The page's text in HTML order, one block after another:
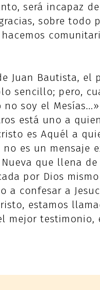
será incapaz
sobre todo
Juan Bautista, el
sencillo; pero,
soy el Mesías...»
está uno a
es Aquél a
es un mensaje
que llena
por Dios
a confesar a
estamos
mejor testimonio,